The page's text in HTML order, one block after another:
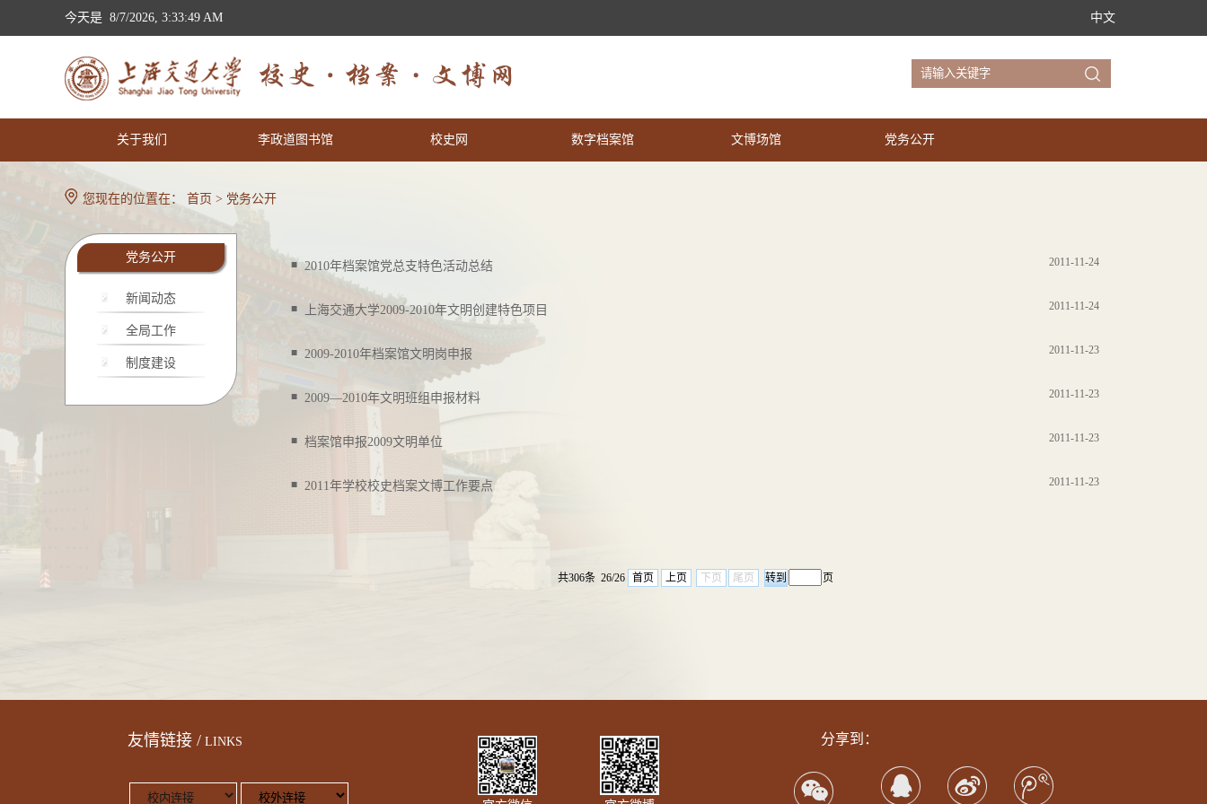
今天是 8/7/2026, 3:33:50 AM 中文
关于我们 李政道图书馆 校史网 数字档案馆 文博场馆 党务公开
您现在的位置在： 首页 > 党务公开
党务公开
新闻动态
全局工作
制度建设
■ 2010年档案馆党总支特色活动总结 2011-11-24
■ 上海交通大学2009-2010年文明创建特色项目 2011-11-24
■ 2009-2010年档案馆文明岗申报 2011-11-23
■ 2009—2010年文明班组申报材料 2011-11-23
■ 档案馆申报2009文明单位 2011-11-23
■ 2011年学校校史档案文博工作要点 2011-11-23
共306条 26/26 首页 上页 下页 尾页 页
友情链接 / LINKS 分享到：